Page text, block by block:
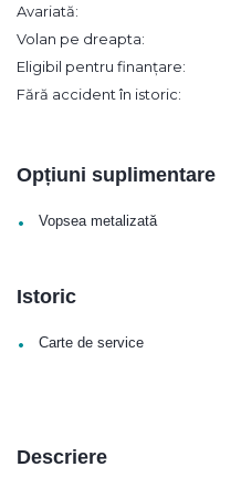
Avariată:
Volan pe dreapta:
Eligibil pentru finanțare:
Fără accident în istoric:
Opțiuni suplimentare
• Vopsea metalizată
Istoric
• Carte de service
Descriere